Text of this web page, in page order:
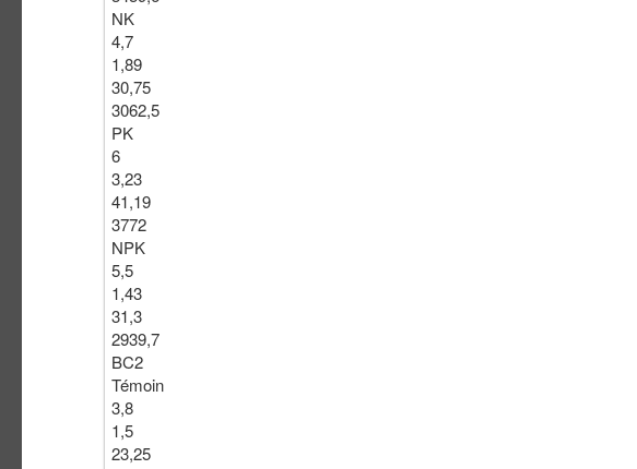
NK
4,7
1,89
30,75
3062,5
PK
6
3,23
41,19
3772
NPK
5,5
1,43
31,3
2939,7
BC2
Témoin
3,8
1,5
23,25